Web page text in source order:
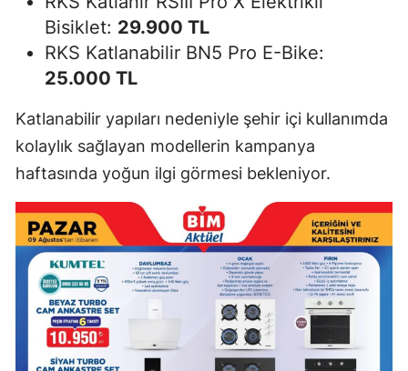
Bisiklet: 29.900 TL
RKS Katlanabilir BN5 Pro E-Bike:
25.000 TL
Katlanabilir yapıları nedeniyle şehir içi kullanımda
kolaylık sağlayan modellerin kampanya
haftasında yoğun ilgi görmesi bekleniyor.